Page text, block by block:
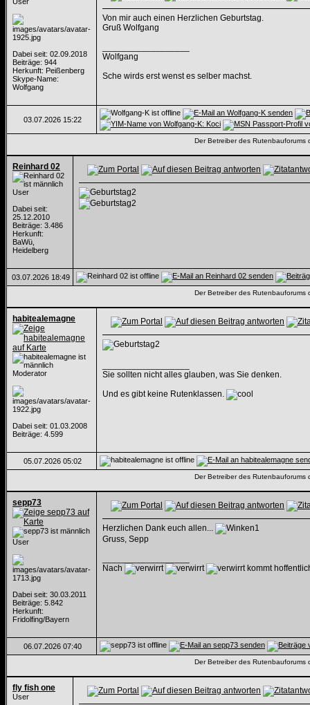
Dabei seit: 02.09.2018
Beiträge: 944
Herkunft: Peißenberg
Skype-Name:
Wolfgang
Von mir auch einen Herzlichen Geburtstag.
Gruß Wolfgang
Wolfgang
Sche wirds erst wenst es selber machst.
03.07.2026 15:22
Der Betreiber des Rutenbauforums
Reinhard 02
User
Dabei seit:
25.12.2010
Beiträge: 3.486
Herkunft:
BaWü,
Heidelberg
03.07.2026 18:49
Der Betreiber des Rutenbauforums
habitealemagne
Moderator
Dabei seit: 01.03.2008
Beiträge: 4.599
Sie sollten nicht alles glauben, was Sie denken.
Und es gibt keine Rutenklassen.
05.07.2026 05:02
Der Betreiber des Rutenbauforums
sepp73
User
Dabei seit: 30.03.2011
Beiträge: 5.842
Herkunft:
Fridolfing/Bayern
Herzlichen Dank euch allen...
Gruss, Sepp
Nach
kommt
06.07.2026 07:40
Der Betreiber des Rutenbauforums
fly fish one
User